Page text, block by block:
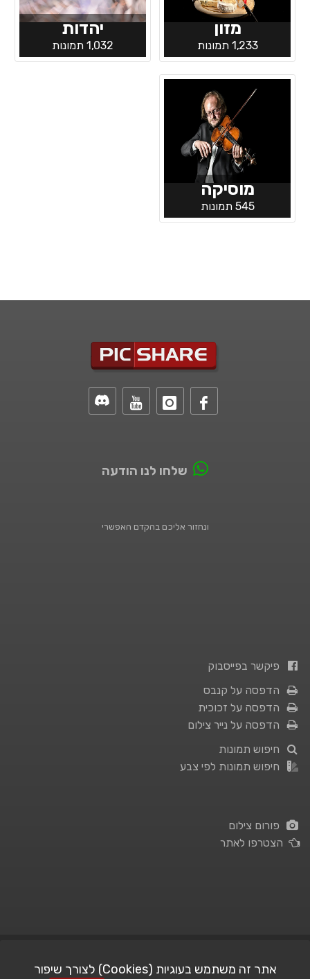
מזון
1,233 תמונות
יהדות
1,032 תמונות
מוסיקה
545 תמונות
שלחו לנו הודעה
ונחזור אליכם בהקדם האפשרי
פיקשר בפייסבוק
הדפסה על קנבס
הדפסה על זכוכית
הדפסה על נייר צילום
חיפוש תמונות
חיפוש תמונות לפי צבע
פורום צילום
הצטרפו לאתר
אתר זה משתמש בעוגיות (Cookies) לצורך שיפור